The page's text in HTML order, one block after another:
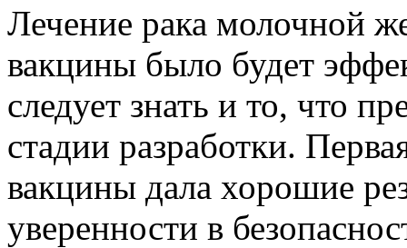
Лечение рака молочной
вакцины было будет
следует знать и то, что
стадии разработки.
вакцины дала хорошие
уверенности в